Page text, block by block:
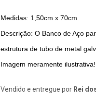
Medidas: 1,50cm x 70cm.
Descrição: O Banco de Aço
estrutura de tubo de metal
Imagem meramente ilustrativa!
Vendido e entregue por Rei